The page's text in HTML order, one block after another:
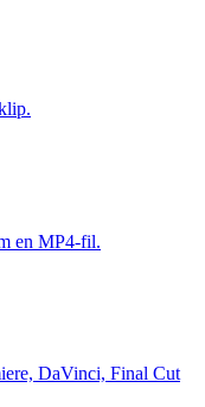
en MP4-fil.
DaVinci, Final Cut